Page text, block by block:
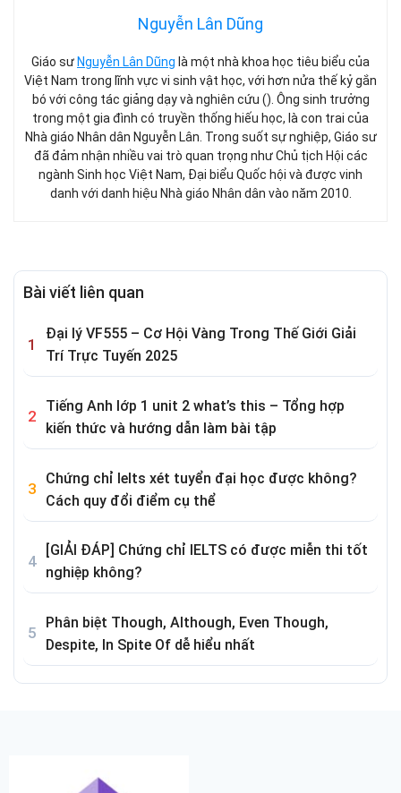
Nguyễn Lân Dũng
Giáo sư Nguyễn Lân Dũng là một nhà khoa học tiêu biểu của
Việt Nam trong lĩnh vực vi sinh vật học, với hơn nửa thế kỷ gắn
bó với công tác giảng dạy và nghiên cứu (). Ông sinh trưởng
trong một gia đình có truyền thống hiếu học, là con trai của
Nhà giáo Nhân dân Nguyễn Lân. Trong suốt sự nghiệp, Giáo sư
đã đảm nhận nhiều vai trò quan trọng như Chủ tịch Hội các
ngành Sinh học Việt Nam, Đại biểu Quốc hội và được vinh
danh với danh hiệu Nhà giáo Nhân dân vào năm 2010.
Bài viết liên quan
Đại lý VF555 – Cơ Hội Vàng Trong Thế Giới Giải
Trí Trực Tuyến 2025
Tiếng Anh lớp 1 unit 2 what’s this – Tổng hợp
kiến thức và hướng dẫn làm bài tập
Chứng chỉ Ielts xét tuyển đại học được không?
Cách quy đổi điểm cụ thể
[GIẢI ĐÁP] Chứng chỉ IELTS có được miễn thi tốt
nghiệp không?
Phân biệt Though, Although, Even Though,
Despite, In Spite Of dễ hiểu nhất